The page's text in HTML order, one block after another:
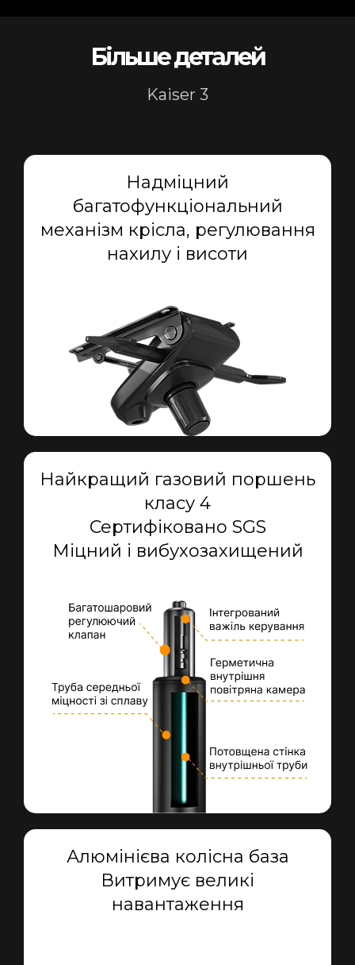
Більше деталей
Kaiser 3
Надміцний
багатофункціональний
механізм крісла, регулювання
нахилу і висоти
Найкращий газовий поршень
класу 4
Сертифіковано SGS
Міцний і вибухозахищений
Алюмінієва колісна база
Витримує великі
навантаження